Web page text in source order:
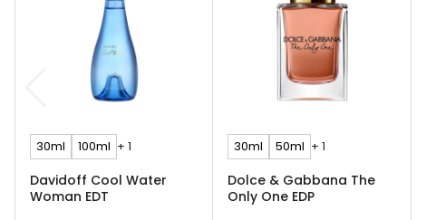
30ml 100ml + 1
Davidoff Cool Water
Woman EDT
30ml 50ml + 1
Dolce & Gabbana The
Only One EDP